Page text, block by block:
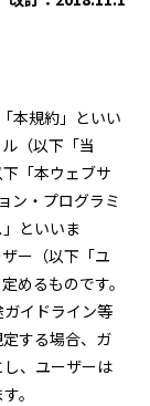
本規約」といい
（以下「当
「本ウェブサ
ン・プログラミ
といいま
ー（以下「ユ
めるものです。
イドライン等
定する場合、ガ
、ユーザーは
。